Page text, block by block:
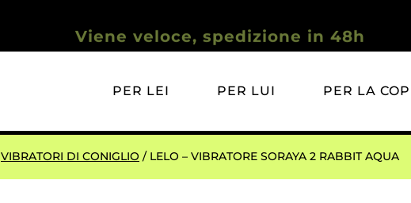
Viene veloce, spedizione in 48h
PER LEI PER LUI PER LA
VIBRATORI DI CONIGLIO / LELO – VIBRATORE SORAYA 2 RABBIT AQUA